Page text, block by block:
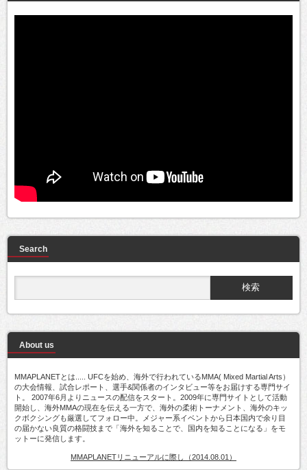
Search
About us
MMAPLANETとは..... UFCを始め、海外で行われているMMA( Mixed Martial Arts）
の大会情報、試合レポート、選手&関係者のインタビュー等をお届けする専門サイ
ト。 2007年6月よりニュースの配信をスタート。2009年に専門サイトとして活動
開始し、海外MMAの現在を伝える一方で、海外の柔術トーナメント、海外のキッ
クボクシングも厳選してフォロー中。メジャー系イベントから日本国内で余り目
の届かない良質の格闘技まで「海外を知ることで、国内を知ることになる」をモ
ットーに発信します。
MMAPLANETリニューアルに際し（2014.08.01）